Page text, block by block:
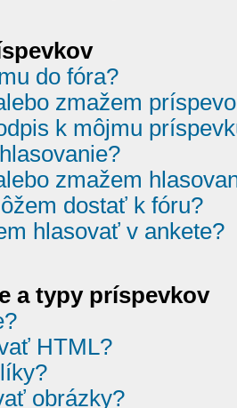
do fóra?
zmažem
k môjmu
zmažem
dostať k fóru?
hlasovať v ankete?
a typy príspevkov
HTML?
obrázky?